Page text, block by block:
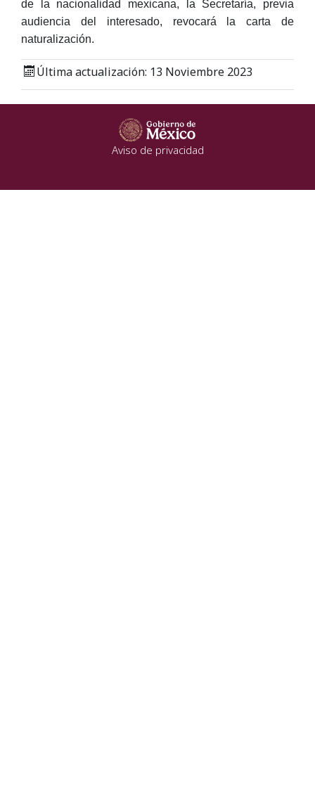
de la nacionalidad mexicana, la Secretaría, previa
audiencia del interesado, revocará la carta de
naturalización.
Última actualización: 13 Noviembre 2023
Aviso de privacidad